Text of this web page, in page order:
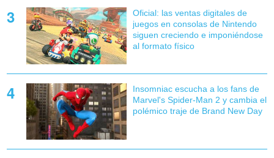
Oficial: las ventas digitales de
juegos en consolas de Nintendo
siguen creciendo e imponiéndose
al formato físico
Insomniac escucha a los fans de
Marvel's Spider-Man 2 y cambia el
polémico traje de Brand New Day